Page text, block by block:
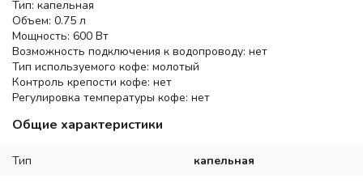
Тип: капельная
Объем: 0.75 л
Мощность: 600 Вт
Возможность подключения к водопроводу: нет
Тип используемого кофе: молотый
Контроль крепости кофе: нет
Регулировка температуры кофе: нет
Общие характеристики
Тип капельная